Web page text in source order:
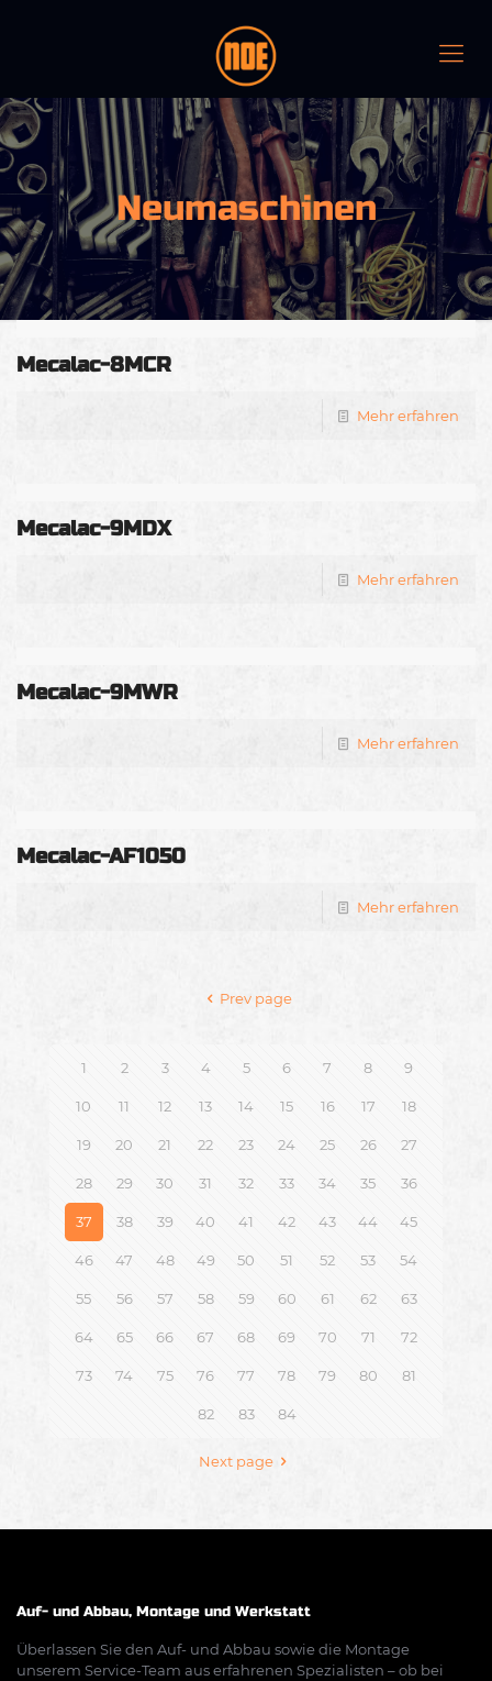
Neumaschinen
Mecalac-8MCR
Mehr erfahren
Mecalac-9MDX
Mehr erfahren
Mecalac-9MWR
Mehr erfahren
Mecalac-AF1050
Mehr erfahren
Prev page
1 2 3 4 5 6 7 8 9
10 11 12 13 14 15 16 17 18
19 20 21 22 23 24 25 26 27
28 29 30 31 32 33 34 35 36
37 38 39 40 41 42 43 44 45
46 47 48 49 50 51 52 53 54
55 56 57 58 59 60 61 62 63
64 65 66 67 68 69 70 71 72
73 74 75 76 77 78 79 80 81
82 83 84
Next page
Auf- und Abbau, Montage und Werkstatt
Überlassen Sie den Auf- und Abbau sowie die Montage
unserem Service-Team aus erfahrenen Spezialisten – ob bei